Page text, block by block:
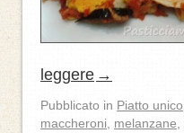
leggere →
Pubblicato in Piatto unico
maccheroni melanzane